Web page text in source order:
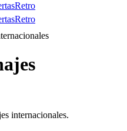
Retro
Retro
internacionales.